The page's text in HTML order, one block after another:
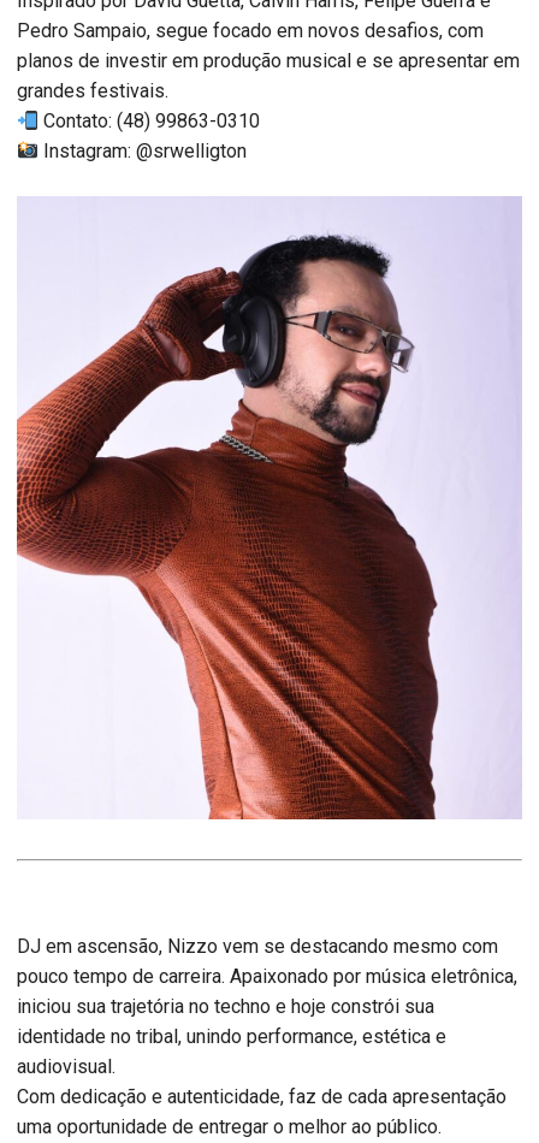
Pedro Sampaio, segue focado em novos desafios, com
planos de investir em produção musical e se apresentar em
grandes festivais.
Contato: (48) 99863-0310
Instagram: @srwelligton
DJ em ascensão, Nizzo vem se destacando mesmo com
pouco tempo de carreira. Apaixonado por música eletrônica,
iniciou sua trajetória no techno e hoje constrói sua
identidade no tribal, unindo performance, estética e
audiovisual.
Com dedicação e autenticidade, faz de cada apresentação
uma oportunidade de entregar o melhor ao público.